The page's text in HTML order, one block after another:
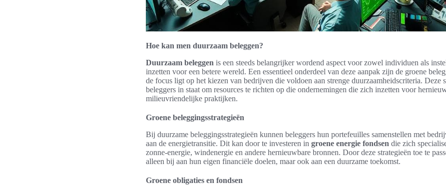
Hoe kan men duurzaam beleggen?
Duurzaam beleggen is een steeds belangrijker wordend aspect voor zowel individuen als
inzetten voor een betere wereld. Een essentieel onderdeel van deze aanpak zijn de groene
de focus ligt op het kiezen van bedrijven die voldoen aan strenge duurzaamheidscriteria. Deze
beleggers in staat om resources te richten op die ondernemingen die zich inzetten voor
milieuvriendelijke praktijken.
Groene beleggingsstrategieën
Bij duurzame beleggingsstrategieën kunnen beleggers hun portefeuilles samenstellen met
aan de energietransitie. Dit kan door te investeren in groene energie fondsen die zich
zonne-energie, windenergie en andere hernieuwbare bronnen. Door deze strategieën toe te
alleen bij aan hun eigen financiële doelen, maar ook aan een duurzame toekomst.
Groene obligaties en fondsen